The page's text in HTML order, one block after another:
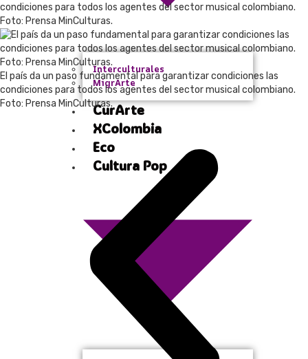
Interculturales
MigrArte
CurArte
XColombia
Eco
Cultura Pop
condiciones para todos los agentes del sector musical colombiano.
Foto: Prensa MinCulturas.
El país da un paso fundamental para garantizar condiciones las
condiciones para todos los agentes del sector musical colombiano.
Foto: Prensa MinCulturas.